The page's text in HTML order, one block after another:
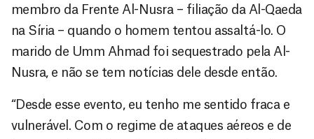
membro da Frente Al-Nusra – filiação da Al-Qaeda
na Síria – quando o homem tentou assaltá-lo. O
marido de Umm Ahmad foi sequestrado pela Al-
Nusra, e não se tem notícias dele desde então.
“Desde esse evento, eu tenho me sentido fraca e
vulnerável. Com o regime de ataques aéreos e de